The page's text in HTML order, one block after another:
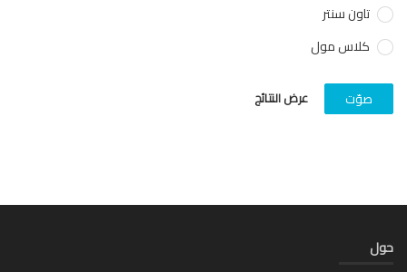
تاون سنتر
كلاس مول
عرض النتائج